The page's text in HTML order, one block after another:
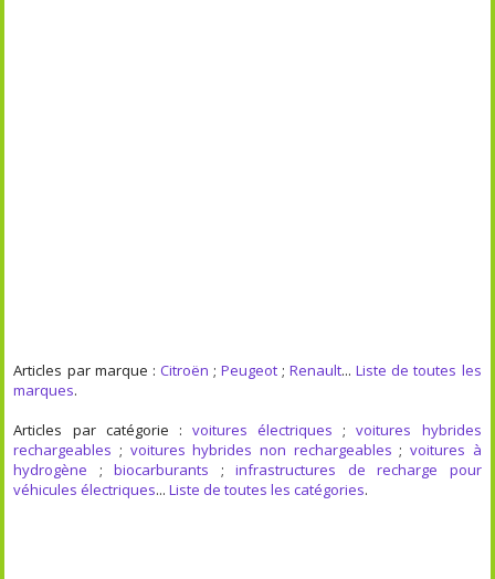
Articles par marque : Citroën ; Peugeot ;Renault...Liste de toutes les
marques.
Articles par catégorie : voitures électriques ;voitures hybrides
rechargeables ; voitures hybrides non rechargeables ; voitures à
hydrogène ;biocarburants ;infrastructures de recharge pour
véhicules électriques...Liste de toutes les catégories.